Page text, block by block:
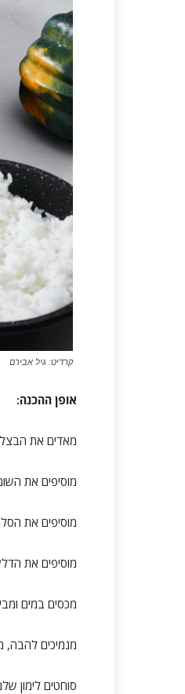
קרדיט: גיל אבירם
אופן ההכנה:
מאדים את
מוסיפים את
מוסיפים את
מוסיפים את
מכסים במים
מנמיכים
סוחטים לימון